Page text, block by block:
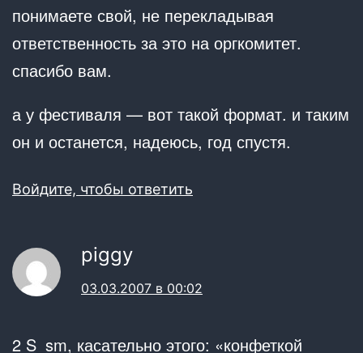
понимаете свой, не перекладывая
ответственность за это на оргкомитет.
спасибо вам.
а у фестиваля — вот такой формат. и таким
он и останется, надеюсь, год спустя.
Войдите, чтобы ответить
piggy
03.03.2007 в 00:02
2 S_sm, касательно этого: «конфеткой